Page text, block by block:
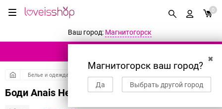
0
Ваш город: Магнитогорск
✖
Магнитогорск ваш город?
Да Выбрать другой город
Белье и одежда
Боди Anais Helike кружевное, черный, L